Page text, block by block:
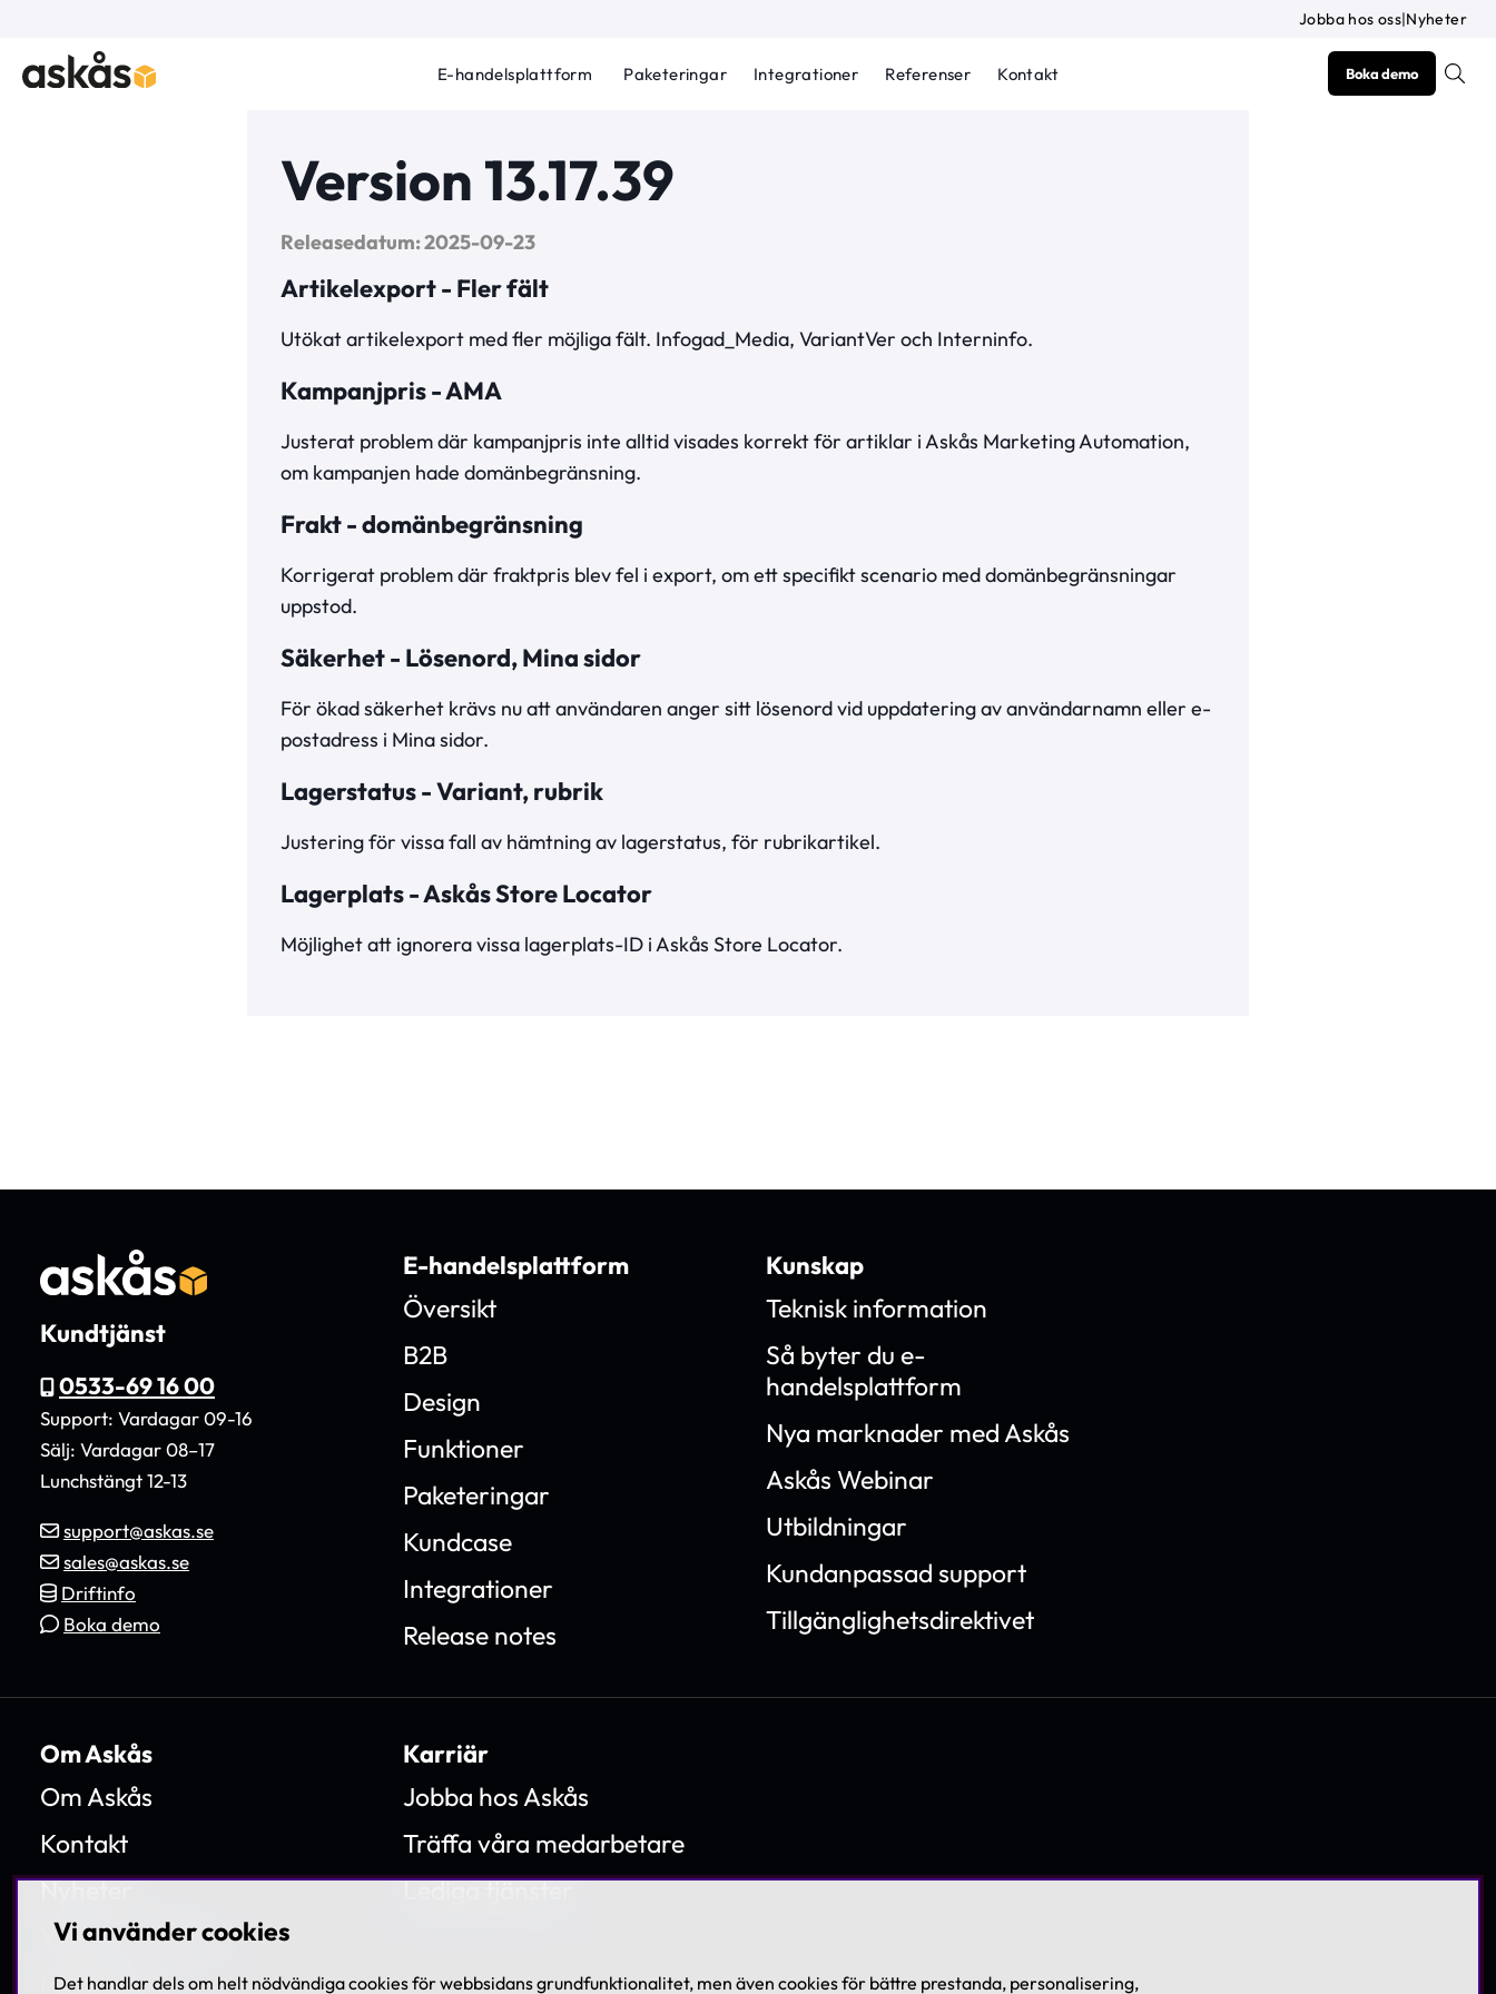
Jobba hos oss|Nyheter
E-handelsplattform Paketeringar Integrationer Referenser Kontakt Boka demo
Version 13.17.39
Releasedatum: 2025-09-23
Artikelexport - Fler fält
Utökat artikelexport med fler möjliga fält. Infogad_Media, VariantVer och Interninfo.
Kampanjpris - AMA
Justerat problem där kampanjpris inte alltid visades korrekt för artiklar i Askås Marketing Automation,
om kampanjen hade domänbegränsning.
Frakt - domänbegränsning
Korrigerat problem där fraktpris blev fel i export, om ett specifikt scenario med domänbegränsningar
uppstod.
Säkerhet - Lösenord, Mina sidor
För ökad säkerhet krävs nu att användaren anger sitt lösenord vid uppdatering av användarnamn eller e-
postadress i Mina sidor.
Lagerstatus - Variant, rubrik
Justering för vissa fall av hämtning av lagerstatus, för rubrikartikel.
Lagerplats - Askås Store Locator
Möjlighet att ignorera vissa lagerplats-ID i Askås Store Locator.
Kundtjänst
0533-69 16 00
Support: Vardagar 09-16
Sälj: Vardagar 08–17
Lunchstängt 12-13
support@askas.se
sales@askas.se
Driftinfo
Boka demo
E-handelsplattform
Översikt
B2B
Design
Funktioner
Paketeringar
Kundcase
Integrationer
Release notes
Kunskap
Teknisk information
Så byter du e-
handelsplattform
Nya marknader med Askås
Askås Webinar
Utbildningar
Kundanpassad support
Tillgänglighetsdirektivet
Om Askås
Om Askås
Kontakt
Nyheter
Villkor & Policies
Hållbarhet
Karriär
Jobba hos Askås
Träffa våra medarbetare
Lediga tjänster
Vi använder cookies
Det handlar dels om helt nödvändiga cookies för webbsidans grundfunktionalitet, men även cookies för bättre prestanda, personalisering,